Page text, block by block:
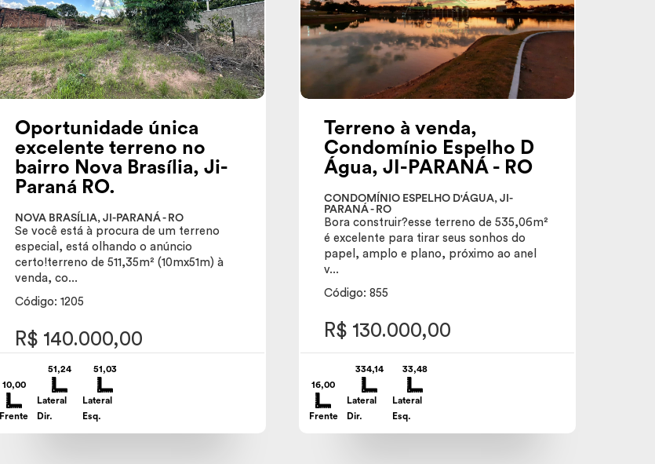
Oportunidade única
excelente terreno no
bairro Nova Brasília, Ji-
Paraná RO.
NOVA BRASÍLIA, JI-PARANÁ - RO
Se você está à procura de um terreno
especial, está olhando o anúncio
certo!terreno de 511,35m² (10mx51m) à
venda, co...
Código: 1205
R$ 140.000,00
10,00
Frente
51,24
Lateral
Dir.
51,03
Lateral
Esq.
Terreno à venda,
Condomínio Espelho D
Água, JI-PARANÁ - RO
CONDOMÍNIO ESPELHO D'ÁGUA, JI-
PARANÁ - RO
Bora construir?esse terreno de 535,06m²
é excelente para tirar seus sonhos do
papel, amplo e plano, próximo ao anel
v...
Código: 855
R$ 130.000,00
16,00
Frente
334,14
Lateral
Dir.
33,48
Lateral
Esq.